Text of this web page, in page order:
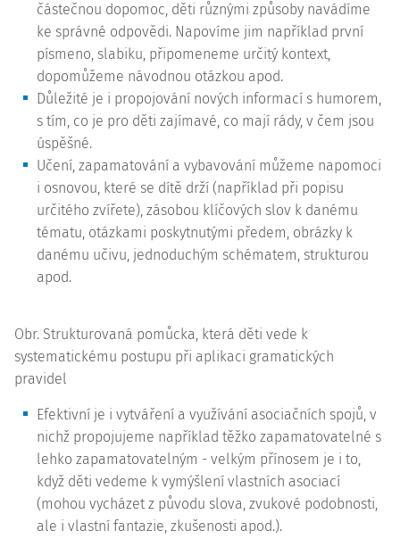
částečnou dopomoc, děti různými způsoby navádíme
ke správné odpovědi. Napovíme jim například první
písmeno, slabiku, připomeneme určitý kontext,
dopomůžeme návodnou otázkou apod.
Důležité je i propojování nových informací s humorem,
s tím, co je pro děti zajímavé, co mají rády, v čem jsou
úspěšné.
Učení, zapamatování a vybavování můžeme napomoci
i osnovou, které se dítě drží (například při popisu
určitého zvířete), zásobou klíčových slov k danému
tématu, otázkami poskytnutými předem, obrázky k
danému učivu, jednoduchým schématem, strukturou
apod.
Obr. Strukturovaná pomůcka, která děti vede k
systematickému postupu při aplikaci gramatických
pravidel
Efektivní je i vytváření a využívání asociačních spojů, v
nichž propojujeme například těžko zapamatovatelné s
lehko zapamatovatelným - velkým přínosem je i to,
když děti vedeme k vymýšlení vlastních asociací
(mohou vycházet z původu slova, zvukové podobnosti,
ale i vlastní fantazie, zkušenosti apod.).